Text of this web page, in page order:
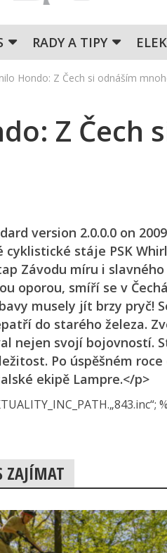
RADY A TIPY
Hondo: Z Čech si odnáším
Z Čech
version 2.0.0.0 on
cyklistické stáje PSK
Závodu míru i
oporou, smíří se v
musely jít brzy pryč!
do starého železa.
nejen svojí bojovností.
Po úspěšném
ekipě Lampre.</p>
ZAJÍMAT